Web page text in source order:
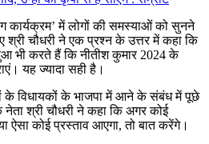
कार्यक्रम’ में लोगों की समस्याओं को सुनने
श्री चौधरी ने एक प्रश्न के उत्तर में कहा कि
भी करते हैं कि नीतीश कुमार 2024 के
यह ज्यादा सही है।
के विधायकों के भाजपा में आने के संबंध में पूछे
नेता श्री चौधरी ने कहा कि अगर कोई
ऐसा कोई प्रस्ताव आएगा, तो बात करेंगे।